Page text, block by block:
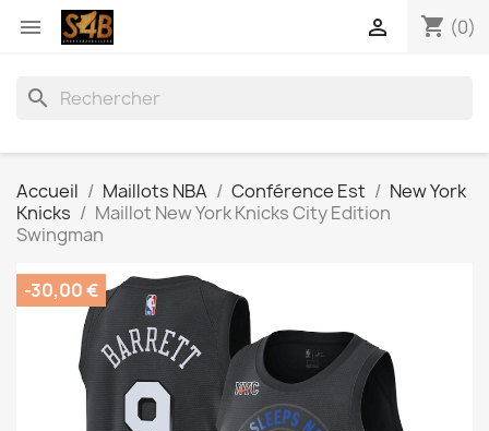
 shopping_cart (0)

search
Accueil Maillots NBA Conférence Est
New York
Knicks
Maillot New York Knicks City Edition
Swingman
-30,00 €